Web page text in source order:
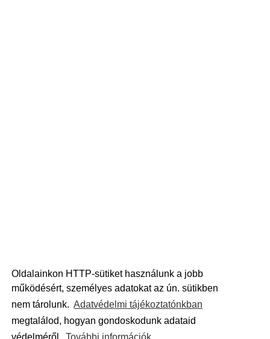
Oldalainkon HTTP-sütiket használunk a jobb
működésért, személyes adatokat az ún. sütikben
nem tárolunk. Adatvédelmi tájékoztatónkban
megtalálod, hogyan gondoskodunk adataid